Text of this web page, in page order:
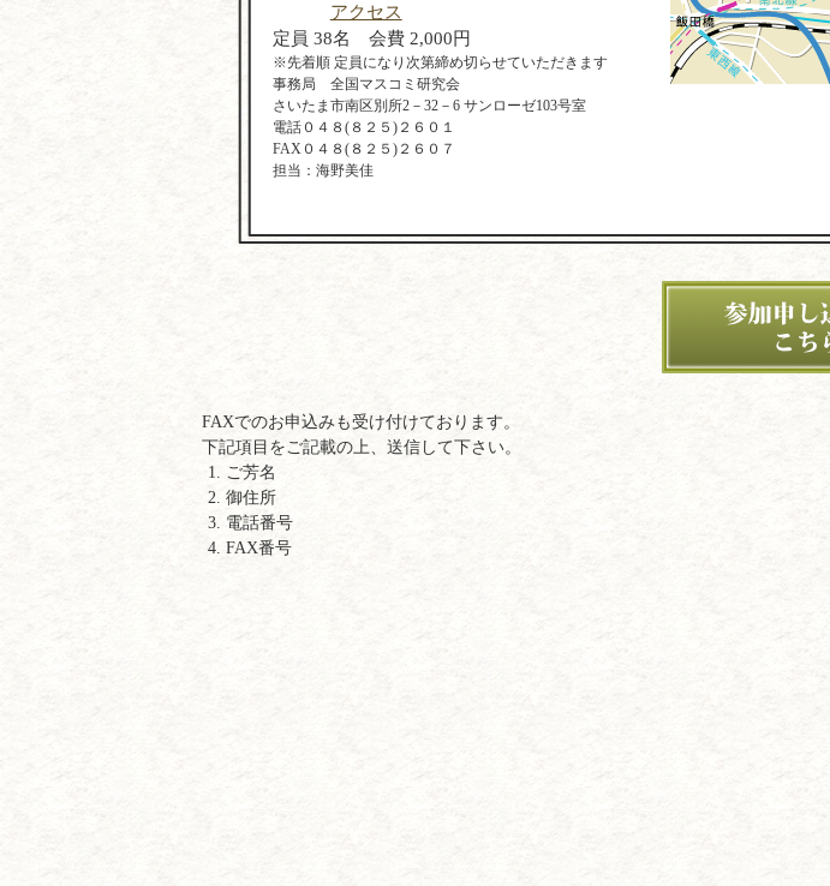
アクセス
定員 38名 会費 2,000円
※先着順 定員になり次第締め切らせていただきます
事務局 全国マスコミ研究会
さいたま市南区別所2－32－6 サンローゼ103号室
電話０４８(８２５)２６０１
FAX０４８(８２５)２６０７
担当：海野美佳
FAXでのお申込みも受け付けております。
下記項目をご記載の上、送信して下さい。
ご芳名
御住所
電話番号
FAX番号